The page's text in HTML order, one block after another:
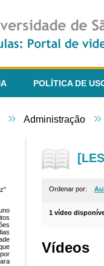
POLÍTICA DE
» Administração »
Ordenar por:
1 vídeo
Vídeos